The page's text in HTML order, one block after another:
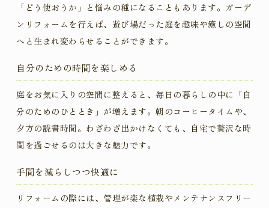
「どう使おうか」と悩みの種になることもあります。ガーデ
ンリフォームを行えば、遊び場だった庭を趣味や癒しの空間
へと生まれ変わらせることができます。
自分のための時間を楽しめる
庭をお気に入りの空間に整えると、毎日の暮らしの中に「自
分のためのひととき」が増えます。朝のコーヒータイムや、
夕方の読書時間。わざわざ出かけなくても、自宅で贅沢な時
間を過ごせるのは大きな魅力です。
手間を減らしつつ快適に
リフォームの際には、管理が楽な植栽やメンテナンスフリー